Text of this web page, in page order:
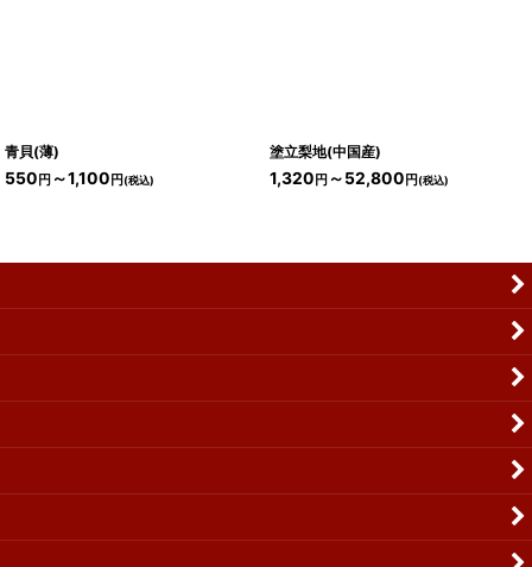
青貝(薄)
550 円 ～1,100 円(税込)
塗立梨地(中国産)
1,320 円～52,800 円(税込)